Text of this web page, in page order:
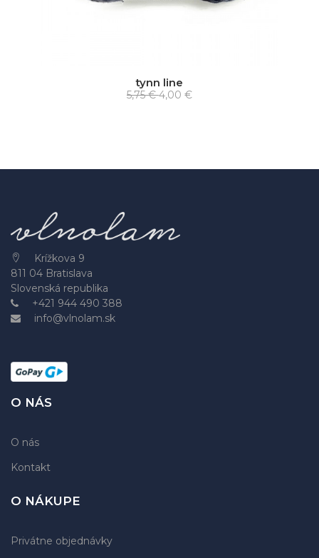
tynn line
5,75 €4,00 €
Krížkova 9
811 04 Bratislava
Slovenská republika
+421 944 490 388
info@vlnolam.sk
O NÁS
O nás
Kontakt
O NÁKUPE
Privátne objednávky